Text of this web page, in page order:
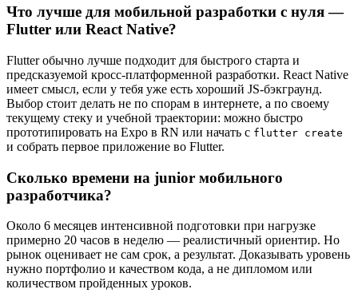
Что лучше для мобильной разработки с нуля—
Flutter или React Native?
Flutter обычно лучше подходит для быстрого старта и
предсказуемой кросс-платформенной разработки. React Native
имеет смысл, если у тебя уже есть хороший JS-бэкграунд.
Выбор стоит делать не по спорам в интернете, а по своему
текущему стеку и учебной траектории: можно быстро
прототипировать на Expo в RN или начать с flutter create
и собрать первое приложение во Flutter.
Сколько времени на junior мобильного
разработчика?
Около 6 месяцев интенсивной подготовки при нагрузке
примерно 20 часов в неделю — реалистичный ориентир. Но
рынок оценивает не сам срок, а результат. Доказывать уровень
нужно портфолио и качеством кода, а не дипломом или
количеством пройденных уроков.